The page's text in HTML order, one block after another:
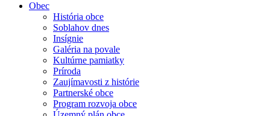
Obec
História obce
Soblahov dnes
Insígnie
Galéria na povale
Kultúrne pamiatky
Príroda
Zaujímavosti z histórie
Partnerské obce
Program rozvoja obce